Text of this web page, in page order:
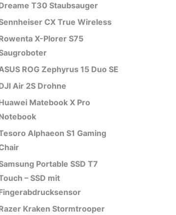
T30 Staubsauger
CX True Wireless
X-Plorer S75
ROG Zephyrus 15 Duo SE
Air 2S Drohne
Matebook X Pro
Alphaeon S1 Gaming
Portable SSD T7
– SSD mit
Kraken Stormtrooper